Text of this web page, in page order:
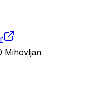
Mihovljan